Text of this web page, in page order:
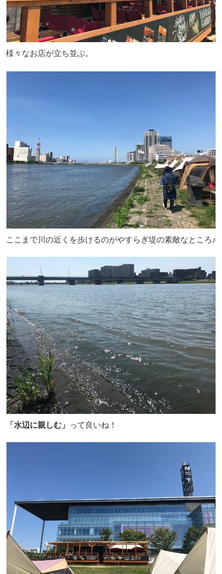
様々なお店が立ち並ぶ。
ここまで川の近くを歩けるのがやすらぎ堤の素敵なところ♪
「水辺に親しむ」 って良いね！